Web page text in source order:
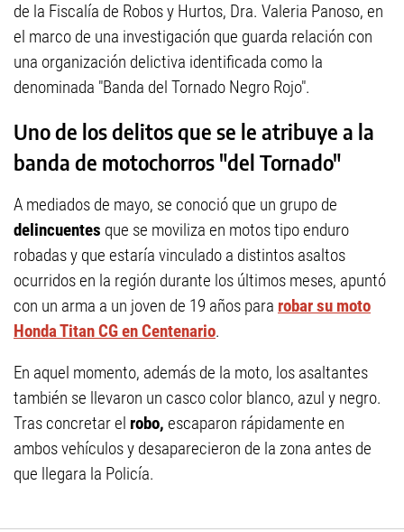
de la Fiscalía de Robos y Hurtos, Dra. Valeria Panoso, en
el marco de una investigación que guarda relación con
una organización delictiva identificada como la
denominada "Banda del Tornado Negro Rojo".
Uno de los delitos que se le atribuye a la
banda de motochorros "del Tornado"
A mediados de mayo, se conoció que un grupo de
delincuentes que se moviliza en motos tipo enduro
robadas y que estaría vinculado a distintos asaltos
ocurridos en la región durante los últimos meses, apuntó
con un arma a un joven de 19 años para robar su moto
Honda Titan CG en Centenario.
En aquel momento, además de la moto, los asaltantes
también se llevaron un casco color blanco, azul y negro.
Tras concretar el robo, escaparon rápidamente en
ambos vehículos y desaparecieron de la zona antes de
que llegara la Policía.